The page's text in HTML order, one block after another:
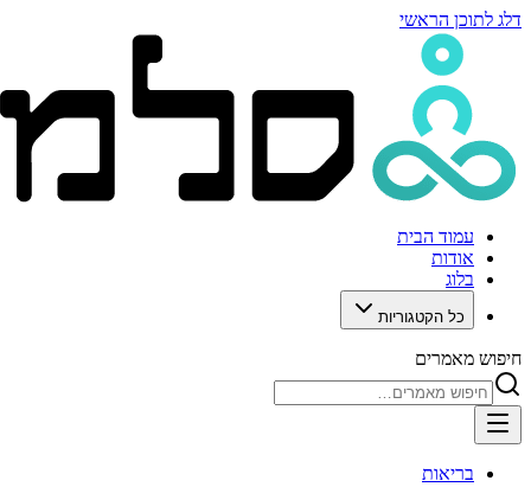
דלג לתוכן הראשי
עמוד הבית
אודות
בלוג
כל הקטגוריות
חיפוש מאמרים
בריאות